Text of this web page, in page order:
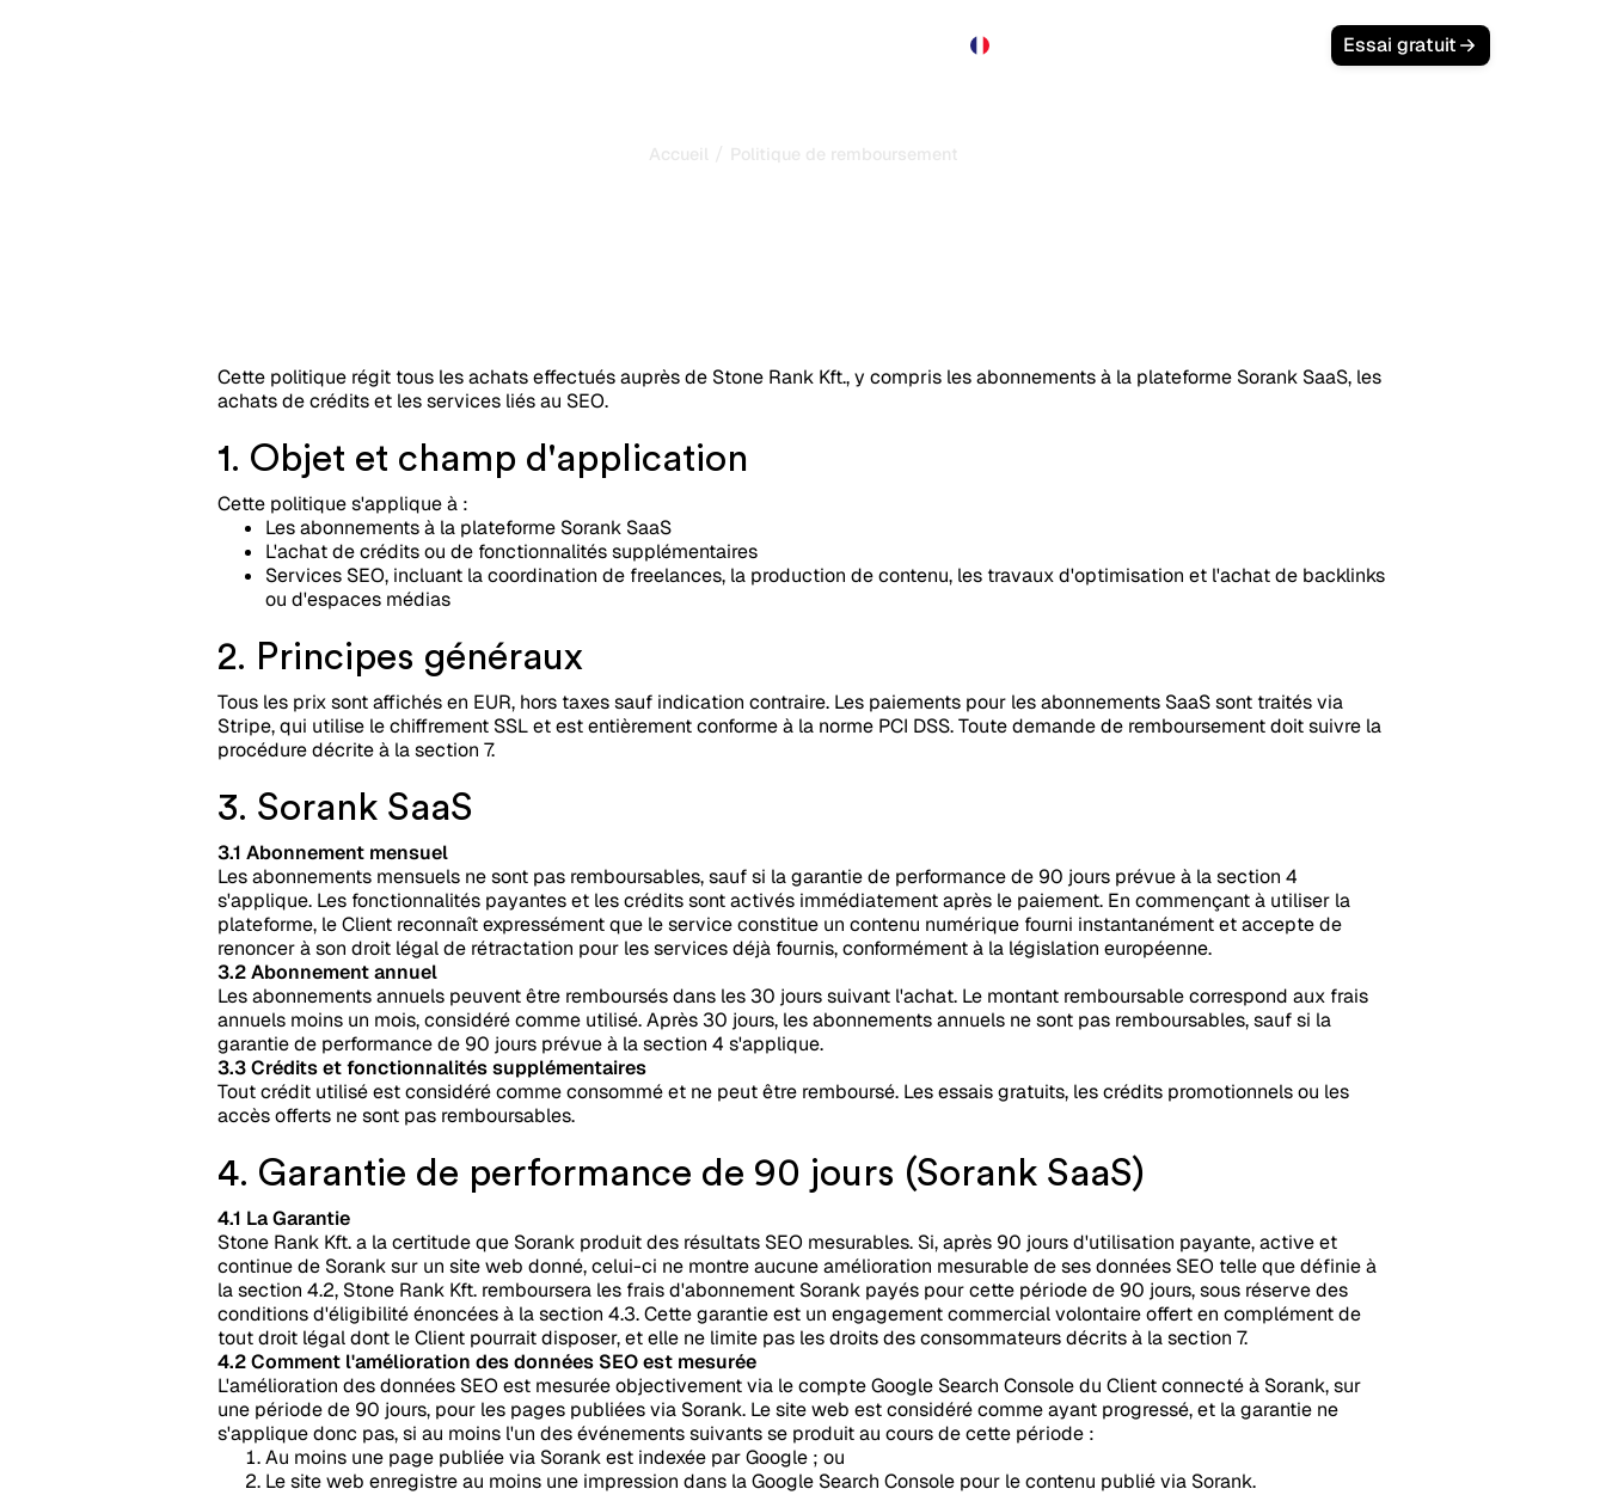
Essai gratuit
Accueil / Politique de remboursement et d'annulation
Cette politique régit tous les achats effectués auprès de Stone Rank Kft., y compris les abonnements à la plateforme Sorank SaaS, les
achats de crédits et les services liés au SEO.
1. Objet et champ d'application
Cette politique s'applique à :
Les abonnements à la plateforme Sorank SaaS
L'achat de crédits ou de fonctionnalités supplémentaires
Services SEO, incluant la coordination de freelances, la production de contenu, les travaux d'optimisation et l'achat de backlinks
ou d'espaces médias
2. Principes généraux
Tous les prix sont affichés en EUR, hors taxes sauf indication contraire. Les paiements pour les abonnements SaaS sont traités via
Stripe, qui utilise le chiffrement SSL et est entièrement conforme à la norme PCI DSS. Toute demande de remboursement doit suivre la
procédure décrite à la section 7.
3. Sorank SaaS
3.1 Abonnement mensuel
Les abonnements mensuels ne sont pas remboursables, sauf si la garantie de performance de 90 jours prévue à la section 4
s'applique. Les fonctionnalités payantes et les crédits sont activés immédiatement après le paiement. En commençant à utiliser la
plateforme, le Client reconnaît expressément que le service constitue un contenu numérique fourni instantanément et accepte de
renoncer à son droit légal de rétractation pour les services déjà fournis, conformément à la législation européenne.
3.2 Abonnement annuel
Les abonnements annuels peuvent être remboursés dans les 30 jours suivant l'achat. Le montant remboursable correspond aux frais
annuels moins un mois, considéré comme utilisé. Après 30 jours, les abonnements annuels ne sont pas remboursables, sauf si la
garantie de performance de 90 jours prévue à la section 4 s'applique.
3.3 Crédits et fonctionnalités supplémentaires
Tout crédit utilisé est considéré comme consommé et ne peut être remboursé. Les essais gratuits, les crédits promotionnels ou les
accès offerts ne sont pas remboursables.
4. Garantie de performance de 90 jours (Sorank SaaS)
4.1 La Garantie
Stone Rank Kft. a la certitude que Sorank produit des résultats SEO mesurables. Si, après 90 jours d'utilisation payante, active et
continue de Sorank sur un site web donné, celui-ci ne montre aucune amélioration mesurable de ses données SEO telle que définie à
la section 4.2, Stone Rank Kft. remboursera les frais d'abonnement Sorank payés pour cette période de 90 jours, sous réserve des
conditions d'éligibilité énoncées à la section 4.3. Cette garantie est un engagement commercial volontaire offert en complément de
tout droit légal dont le Client pourrait disposer, et elle ne limite pas les droits des consommateurs décrits à la section 7.
4.2 Comment l'amélioration des données SEO est mesurée
L'amélioration des données SEO est mesurée objectivement via le compte Google Search Console du Client connecté à Sorank, sur
une période de 90 jours, pour les pages publiées via Sorank. Le site web est considéré comme ayant progressé, et la garantie ne
s'applique donc pas, si au moins l'un des événements suivants se produit au cours de cette période :
Au moins une page publiée via Sorank est indexée par Google ; ou
Le site web enregistre au moins une impression dans la Google Search Console pour le contenu publié via Sorank.